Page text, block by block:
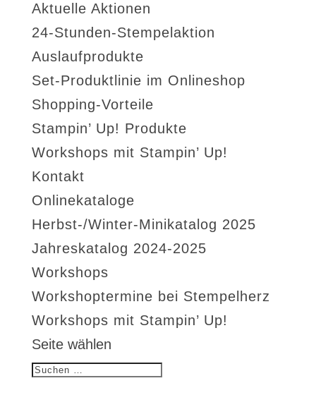
Aktuelle Aktionen
24-Stunden-Stempelaktion
Auslaufprodukte
Set-Produktlinie im Onlineshop
Shopping-Vorteile
Stampin’ Up! Produkte
Workshops mit Stampin’ Up!
Kontakt
Onlinekataloge
Herbst-/Winter-Minikatalog 2025
Jahreskatalog 2024-2025
Workshops
Workshoptermine bei Stempelherz
Workshops mit Stampin’ Up!
Seite wählen